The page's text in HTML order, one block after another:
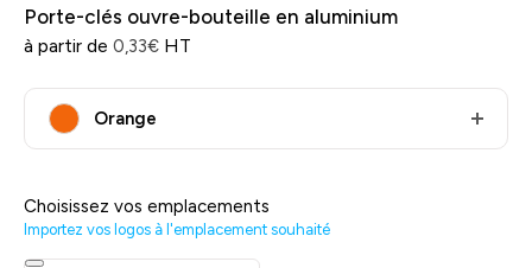
Porte-clés ouvre-bouteille en aluminium
à partir de 0,33€ HT
Orange
Choisissez vos emplacements
Importez vos logos à l'emplacement souhaité